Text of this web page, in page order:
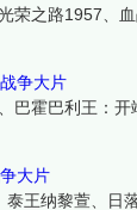
荣之路1957、
争大片
巴霍巴利王：
大片
王纳黎萱、日